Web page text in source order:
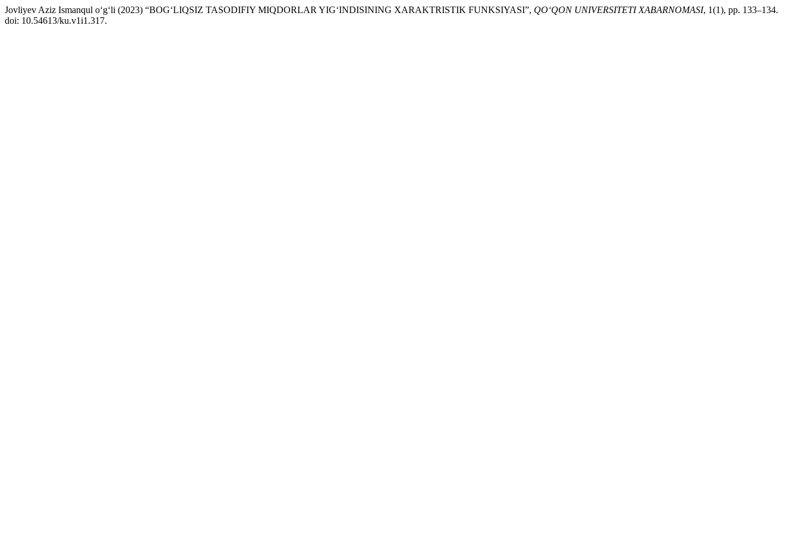
Jovliyev Aziz Ismanqul o‘g‘li (2023) “BOG‘LIQSIZ TASODIFIY MIQDORLAR YIG‘INDISINING XARAKTRISTIK FUNKSIYASI”, QO‘QON UNIVERSITETI XABARNOMASI, 1(1), pp. 133–134.
doi: 10.54613/ku.v1i1.317.